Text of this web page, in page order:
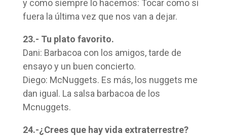
y como siempre lo hacemos: Tocar como si
fuera la última vez que nos van a dejar.
23.- Tu plato favorito.
Dani: Barbacoa con los amigos, tarde de
ensayo y un buen concierto.
Diego: McNuggets. Es más, los nuggets me
dan igual. La salsa barbacoa de los
Mcnuggets.
24.-¿Crees que hay vida extraterrestre?